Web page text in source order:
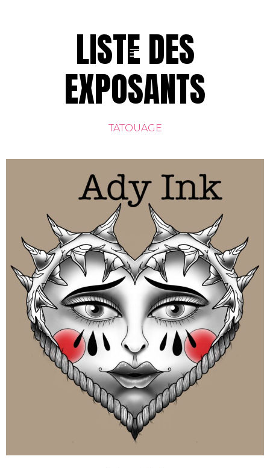
LISTE DES
EXPOSANTS
TATOUAGE